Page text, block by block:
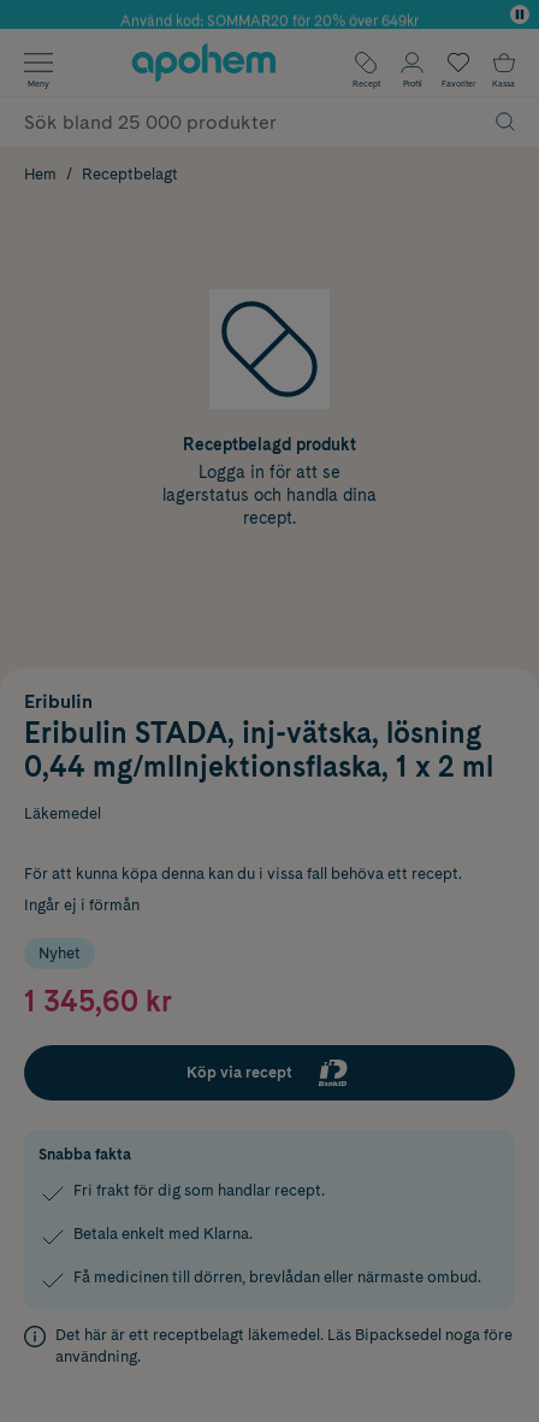
Årets Butik 2025 inom Skönhet
Använd kod: SOMMAR20 för 20% över 649kr
✓ Fri frakt
✓ Poäng på alla köp*
Meny Recept Profil Favoriter Kassa
Hem Receptbelagt
Receptbelagd produkt
Logga in för att se
lagerstatus och handla dina
recept.
Eribulin
Eribulin STADA, inj-vätska, lösning
0,44 mg/mlInjektionsflaska, 1 x 2 ml
Läkemedel
För att kunna köpa denna kan du i vissa fall behöva ett recept.
Ingår ej i förmån
Nyhet
1 345,60 kr
Köp via recept
Snabba fakta
Fri frakt för dig som handlar recept.
Betala enkelt med Klarna.
Få medicinen till dörren, brevlådan eller närmaste ombud.
Det här är ett receptbelagt läkemedel. Läs Bipacksedel noga före
användning.